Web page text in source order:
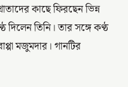
কাছে ফিরছেন ভিন্ন
তিনি। তার সঙ্গে কণ্ঠ
মজুমদার। গানটির